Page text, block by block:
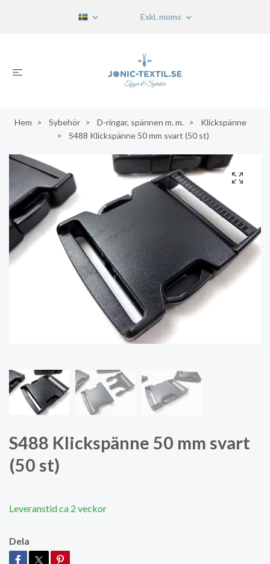
Exkl. moms
Hem Sybehör D-ringar, spännen m. m.
Klickspänne
S488 Klickspänne 50 mm svart (50 st)
S488 Klickspänne 50 mm svart
(50 st)
Leveranstid ca 2 veckor
Dela